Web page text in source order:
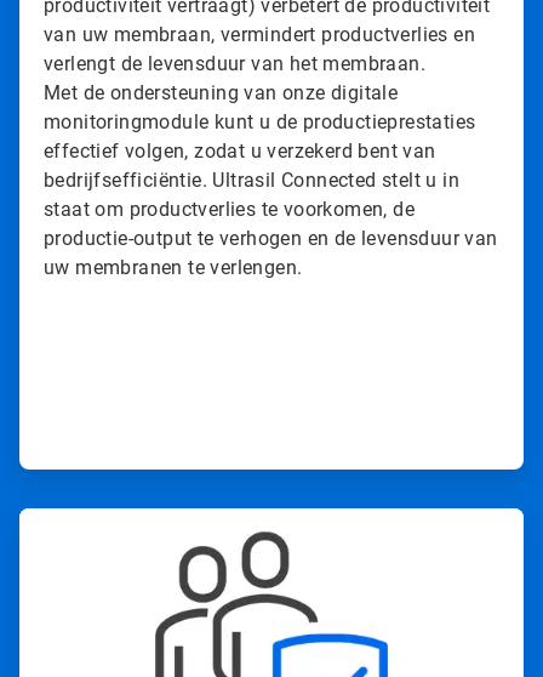
productiviteit vertraagt) verbetert de productiviteit
van uw membraan, vermindert productverlies en
verlengt de levensduur van het membraan.
Met de ondersteuning van onze digitale
monitoringmodule kunt u de productieprestaties
effectief volgen, zodat u verzekerd bent van
bedrijfsefficiëntie. Ultrasil Connected stelt u in
staat om productverlies te voorkomen, de
productie-output te verhogen en de levensduur van
uw membranen te verlengen.
A